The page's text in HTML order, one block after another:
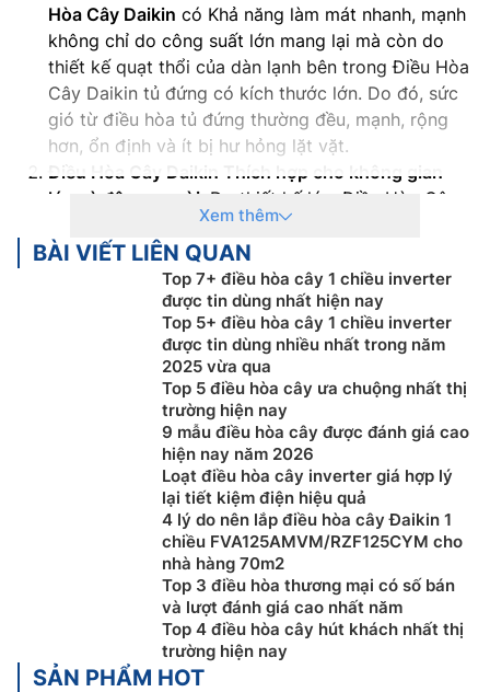
Hòa Cây Daikin có Khả năng làm mát nhanh, mạnh
không chỉ do công suất lớn mang lại mà còn do
thiết kế quạt thổi của dàn lạnh bên trong Điều Hòa
Cây Daikin tủ đứng có kích thước lớn. Do đó, sức
gió từ điều hòa tủ đứng thường đều, mạnh, rộng
hơn, ổn định và ít bị hư hỏng lặt vặt.
Điều Hòa Cây Daikin Thích hợp cho không gian
lớn và đông người: Do thiết kế lớn, Điều Hòa Cây
Daikin có khả năng làm mát phòng có không gian
lớn hơn so với máy treo tường. Hoạt động ổn định
liên tục mà các dòng máy lạnh treo tường không
làm được. Điều Hòa Cây Daikin Chịu được tải cao,
thích hợp cho những nơi đông người. Đồng thời,
thổi lưu lượng gió đối lưu mạnh hơn so với các loại
máy lạnh treo tường.
Điều Hòa Cây Daikin Thích hợp cho không gian
lớn và đông người: Do thiết kế lớn, Điều Hòa Cây
Daikin có khả năng làm mát phòng có không gian
lớn hơn so với máy treo tường. Hoạt động ổn định
liên tục mà các dòng máy lạnh treo tường không
làm được. Điều Hòa Cây Daikin Chịu được tải cao,
thích hợp cho những nơi đông người. Đồng thời,
thổi lưu lượng gió đối lưu mạnh hơn so với các loại
máy lạnh treo tường.
Nhược điểm của Điều Hòa Cây Daikin
Xem thêm
BÀI VIẾT LIÊN QUAN
Top 7+ điều hòa cây 1 chiều inverter
được tin dùng nhất hiện nay
Top 5+ điều hòa cây 1 chiều inverter
được tin dùng nhiều nhất trong năm
2025 vừa qua
Top 5 điều hòa cây ưa chuộng nhất thị
trường hiện nay
9 mẫu điều hòa cây được đánh giá cao
hiện nay năm 2026
Loạt điều hòa cây inverter giá hợp lý
lại tiết kiệm điện hiệu quả
4 lý do nên lắp điều hòa cây Đaikin 1
chiều FVA125AMVM/RZF125CYM cho
nhà hàng 70m2
Top 3 điều hòa thương mại có số bán
và lượt đánh giá cao nhất năm
Top 4 điều hòa cây hút khách nhất thị
trường hiện nay
SẢN PHẨM HOT